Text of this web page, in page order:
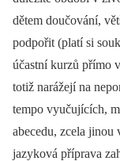
dětem doučování,
podpořit (platí si
účastní kurzů přímo
totiž narážejí na
tempo vyučujících,
abecedu, zcela jinou
jazyková příprava